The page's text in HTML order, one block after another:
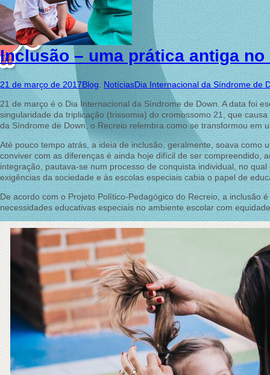
Inclusão – uma prática antiga no
21 de março de 2017Blog,NotíciasDia Internacional da Síndrome de
21 de março é o Dia Internacional da Síndrome de Down. A data foi
singularidade da triplicação (trissomia) do cromossomo 21, que
da Síndrome de Down, o Recreio relembra como se transformou em
Até pouco tempo atrás, a ideia de inclusão, geralmente, soava
conviver com as diferenças é ainda hoje difícil de ser compreendido,
integração, pautava-se num processo de conquista individual, no
exigências da sociedade e às escolas especiais cabia o papel de
De acordo com o Projeto Político-Pedagógico do Recreio, a inclusão
necessidades educativas especiais no ambiente escolar com